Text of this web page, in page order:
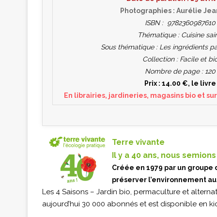
Photographies : Aurélie
ISBN : 9782360987610
Thématique : Cuisine
Sous thématique : Les ingrédients
Collection : Facile et
Nombre de page : 120
Prix : 14.00 €, le livre
En librairies, jardineries, magasins bio et
Terre vivante
Il y a 40 ans, nous
Créée en 1979 par un
préserver l’environnement
Les 4 Saisons – Jardin bio, permaculture et
aujourd’hui 30 000 abonnés et est disponible en